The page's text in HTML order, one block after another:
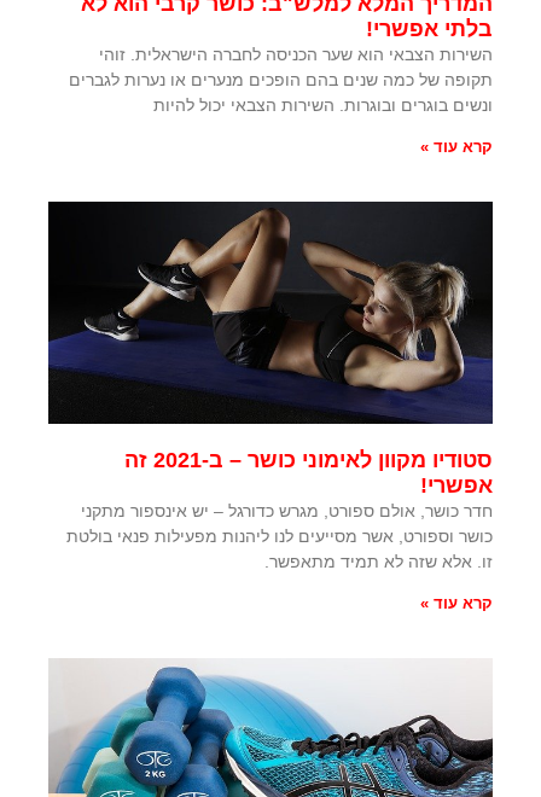
בלתי אפשרי!
השירות הצבאי הוא שער הכניסה לחברה הישראלית. זוהי
תקופה של כמה שנים בהם הופכים מנערים או נערות לגברים
ונשים בוגרים ובוגרות. השירות הצבאי יכול להיות
קרא עוד »
סטודיו מקוון לאימוני כושר – ב-2021 זה
אפשרי!
חדר כושר, אולם ספורט, מגרש כדורגל – יש אינספור מתקני
כושר וספורט, אשר מסייעים לנו ליהנות מפעילות פנאי בולטת
זו. אלא שזה לא תמיד מתאפשר.
קרא עוד »